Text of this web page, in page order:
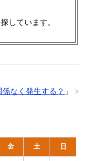
しています。
なく発生する？ 」
金 土 日